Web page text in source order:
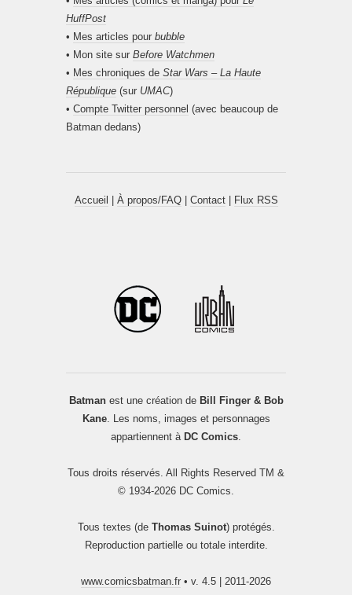
HuffPost
• Mes articles pour bubble
• Mon site sur Before Watchmen
• Mes chroniques de Star Wars – La Haute
République (sur UMAC)
• Compte Twitter personnel (avec beaucoup de
Batman dedans)
Accueil À propos/FAQ| Contact| Flux RSS
Batmanest une création de Bill Finger & Bob
Kane. Les noms, images et personnages
appartiennent à DC Comics
Tous droits réservés. All Rights Reserved TM &
© 1934-2026 DC Comics.
Tous textes (de Thomas Suinot) protégés.
Reproduction partielle ou totale interdite.
www.comicsbatman.fr • v. 4.5 | 2011-2026